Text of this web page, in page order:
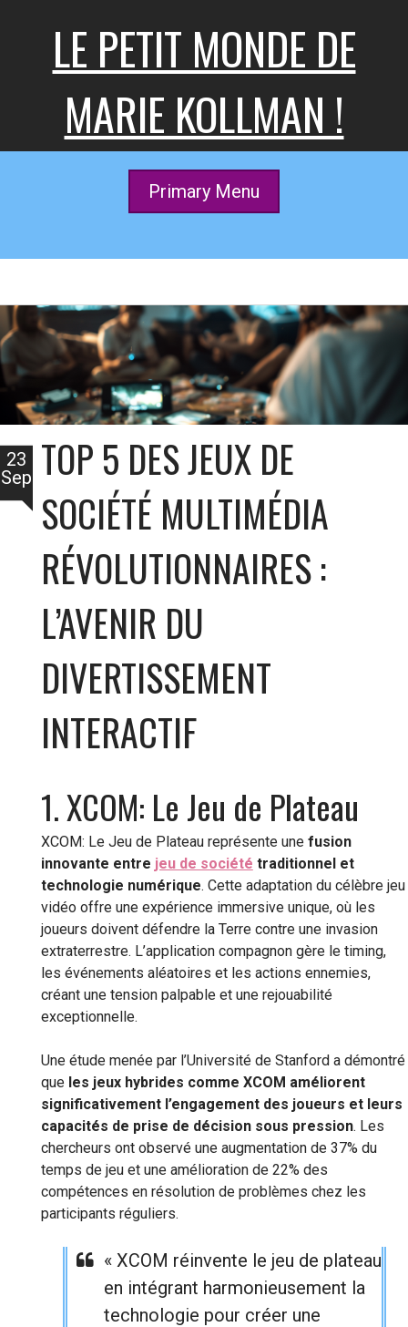
LE PETIT MONDE DE
MARIE KOLLMAN !
Primary Menu
23
Sep TOP 5 DES JEUX DE
SOCIÉTÉ MULTIMÉDIA
RÉVOLUTIONNAIRES :
L’AVENIR DU
DIVERTISSEMENT
INTERACTIF
1. XCOM: Le Jeu de Plateau
XCOM: Le Jeu de Plateau représente une fusion
innovante entre jeu de société traditionnel et
technologie numérique. Cette adaptation du célèbre jeu
vidéo offre une expérience immersive unique, où les
joueurs doivent défendre la Terre contre une invasion
extraterrestre. L’application compagnon gère le timing,
les événements aléatoires et les actions ennemies,
créant une tension palpable et une rejouabilité
exceptionnelle.
Une étude menée par l’Université de Stanford a démontré
que les jeux hybrides comme XCOM améliorent
significativement l’engagement des joueurs et leurs
capacités de prise de décision sous pression. Les
chercheurs ont observé une augmentation de 37% du
temps de jeu et une amélioration de 22% des
compétences en résolution de problèmes chez les
participants réguliers.
« XCOM réinvente le jeu de plateau
en intégrant harmonieusement la
technologie pour créer une